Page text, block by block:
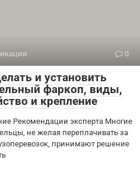
0
и установить
фаркоп, виды,
и крепление
Рекомендации эксперта Многие
не желая переплачивать за
принимают решение